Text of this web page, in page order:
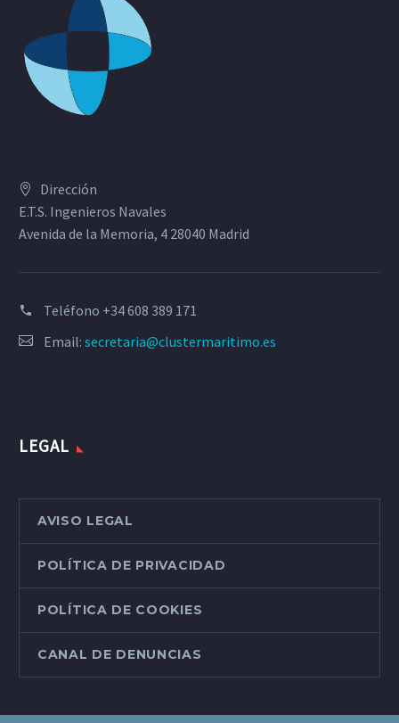
Dirección
E.T.S. Ingenieros Navales
Avenida de la Memoria, 4 28040 Madrid
Teléfono +34 608 389 171
Email: secretaria@clustermaritimo.es
LEGAL
AVISO LEGAL
POLÍTICA DE PRIVACIDAD
POLÍTICA DE COOKIES
CANAL DE DENUNCIAS